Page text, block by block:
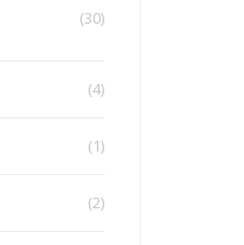
(30)
(4)
(1)
(2)